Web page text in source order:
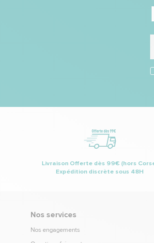
Livraison Offerte dès 99€ (hors
Expédition discrète sous 48H
Nos services
Nos engagements